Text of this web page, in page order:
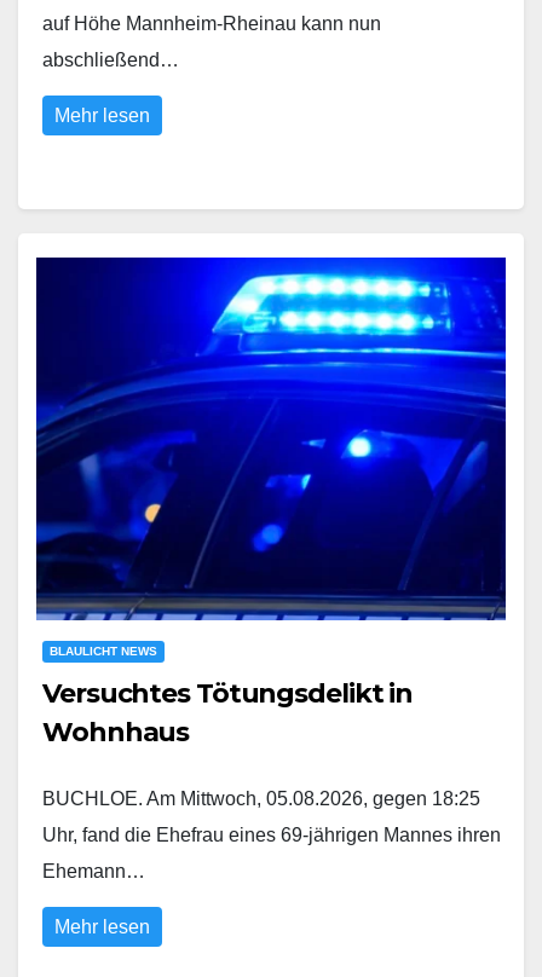
auf Höhe Mannheim-Rheinau kann nun
abschließend…
Mehr lesen
BLAULICHT NEWS
Versuchtes Tötungsdelikt in
Wohnhaus
BUCHLOE. Am Mittwoch, 05.08.2026, gegen 18:25
Uhr, fand die Ehefrau eines 69-jährigen Mannes ihren
Ehemann…
Mehr lesen